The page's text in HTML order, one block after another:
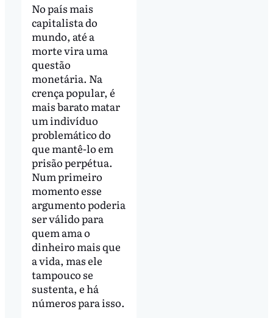
No país mais
capitalista do
mundo, até a
morte vira uma
questão
monetária. Na
crença popular, é
mais barato matar
um indivíduo
problemático do
que mantê-lo em
prisão perpétua.
Num primeiro
momento esse
argumento poderia
ser válido para
quem ama o
dinheiro mais que
a vida, mas ele
tampouco se
sustenta, e há
números para isso.